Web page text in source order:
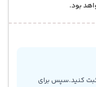
بود.
کنید.سپس برای